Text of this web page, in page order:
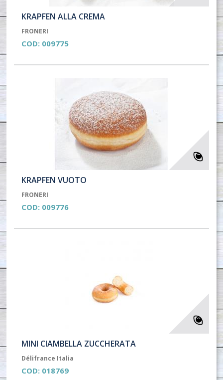
KRAPFEN ALLA CREMA
FRONERI
COD: 009775
KRAPFEN VUOTO
FRONERI
COD: 009776
MINI CIAMBELLA ZUCCHERATA
Délifrance Italia
COD: 018769